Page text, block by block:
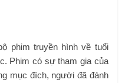
phim truyền hình về tuổi
Phim có sự tham gia của
mục đích, người đã đánh